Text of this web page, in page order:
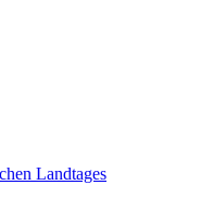
Landtages